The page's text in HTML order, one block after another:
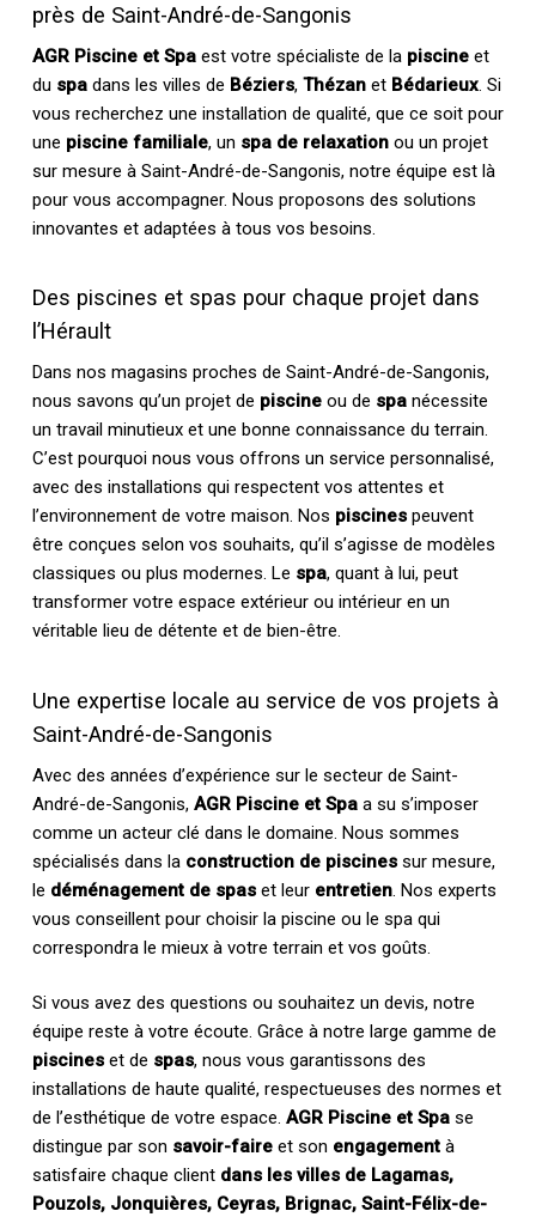
près de Saint-André-de-Sangonis
AGR Piscine et Spaest votre spécialiste de la piscineet
du spadans les villes de Béziers, Thézanet Bédarieux. Si
vous recherchez une installation de qualité, que ce soit pour
une piscine familiale, un spa de relaxationou un projet
sur mesure à Saint-André-de-Sangonis, notre équipe est là
pour vous accompagner. Nous proposons des solutions
innovantes et adaptées à tous vos besoins.
Des piscines et spas pour chaque projet dans
l’Hérault
Dans nos magasins proches de Saint-André-de-Sangonis,
nous savons qu’un projet de piscineou de spanécessite
un travail minutieux et une bonne connaissance du terrain.
C’est pourquoi nous vous offrons un service personnalisé,
avec des installations qui respectent vos attentes et
l’environnement de votre maison. Nos piscinespeuvent
être conçues selon vos souhaits, qu’il s’agisse de modèles
classiques ou plus modernes. Le spa, quant à lui, peut
transformer votre espace extérieur ou intérieur en un
véritable lieu de détente et de bien-être.
Une expertise locale au service de vos projets à
Saint-André-de-Sangonis
Avec des années d’expérience sur le secteur de Saint-
André-de-Sangonis, AGR Piscine et Spaa su s’imposer
comme un acteur clé dans le domaine. Nous sommes
spécialisés dans la construction de piscinessur mesure,
le déménagement de spaset leur entretien. Nos experts
vous conseillent pour choisir la piscine ou le spa qui
correspondra le mieux à votre terrain et vos goûts.
Si vous avez des questions ou souhaitez un devis, notre
équipe reste à votre écoute. Grâce à notre large gamme de
piscineset de spas, nous vous garantissons des
installations de haute qualité, respectueuses des normes et
de l’esthétique de votre espace. AGR Piscine et Spase
distingue par son savoir-faireet son engagementà
satisfaire chaque client dans les villes de Lagamas,
Pouzols, Jonquières, Ceyras, Brignac, Saint-Félix-de-